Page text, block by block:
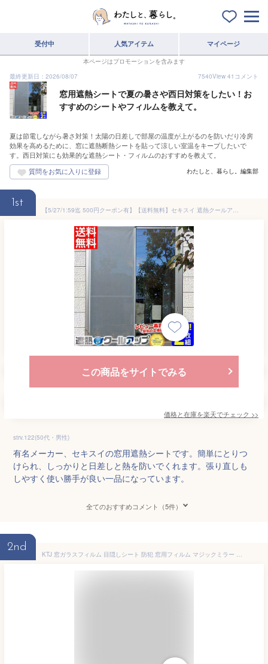
受付中 人気アイテム マイページ
本ページはプロモーションを含みます
最終更新日：2026/08/07
7540View 41 コメント
窓用遮熱シートで夏の暑さや西日対策をしたい！お
すすめのシートやフィルムを教えて。
夏は節電しながら暑さ対策！太陽の日差しで部屋の温度が上がるのを防いだり冷房
効果を高めるために、窓に遮熱断熱シートを貼って涼しい室温をキープしたいで
す。西日対策にも効果的な遮熱シート・フィルムのおすすめを教えて。
わたしと、暮らし。編集部
1st
【5/27/1:59迄 500円クーポン有】【送料無料】セキスイ 遮熱クールアップ≪100×200cm 2枚組≫【正規販売店】遮光シート 窓 遮熱シート 窓 日よけ 窓 目隠し シート ミラー 遮熱フィルム フィルム SEKISUI 網戸 目隠し シート スクリーン 中から外が見える マサ
この商品をサイトでみる
価格と在庫を楽天でチェック >>
strv.122(50代・男性)
有名メーカー、セキスイの窓用遮熱シートです。簡単にとりつ
けられ、しっかりと日差しと熱を防いでくれます。張り直しも
しやすく使い勝手が良い一品になっています。
全てのおすすめコメント（5件）
2nd
KTJ 窓ガラスフィルム 目隠しシート 防犯 窓用フィルム マジックミラー 窓断熱シート 窓遮熱シート 遮光シート紫外線カット UVカット日差し対策 暖冷房効率UP ガラス飛散防止 貼ってはがせる 賃貸可 サイズ展開 横幅44～120cm対応